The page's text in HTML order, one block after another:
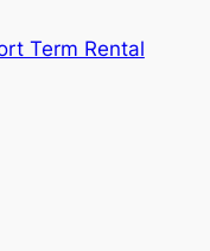
Term Rental